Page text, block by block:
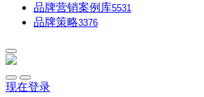
品牌营销案例库5531
品牌策略3376
现在登录